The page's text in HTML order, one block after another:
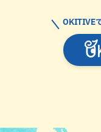
OKITIVE